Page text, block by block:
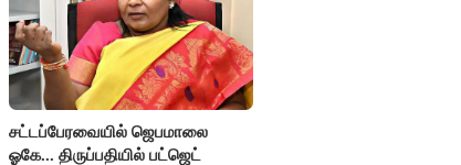
சட்டப்பேரவையில் ஜெபமாலை
ஓகே... திருப்பதியில் பட்ஜெட்